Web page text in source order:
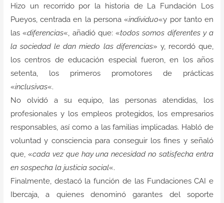
Hizo un recorrido por la historia de La Fundación Los
Pueyos, centrada en la persona «individuo«y por tanto en
las «diferencias«, añadió que: «todos somos diferentes y a
la sociedad le dan miedo las diferencias» y, recordó que,
los centros de educación especial fueron, en los años
setenta, los primeros promotores de prácticas
«inclusivas«.
No olvidó a su equipo, las personas atendidas, los
profesionales y los empleos protegidos, los empresarios
responsables, así como a las familias implicadas. Habló de
voluntad y consciencia para conseguir los fines y señaló
que, «cada vez que hay una necesidad no satisfecha entra
en sospecha la justicia social«.
Finalmente, destacó la función de las Fundaciones CAI e
Ibercaja, a quienes denominó garantes del soporte